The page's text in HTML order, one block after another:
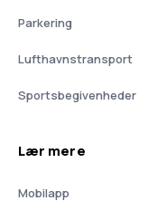
Parkering
Lufthavnstransport
Sportsbegivenheder
Lær mere
Mobilapp